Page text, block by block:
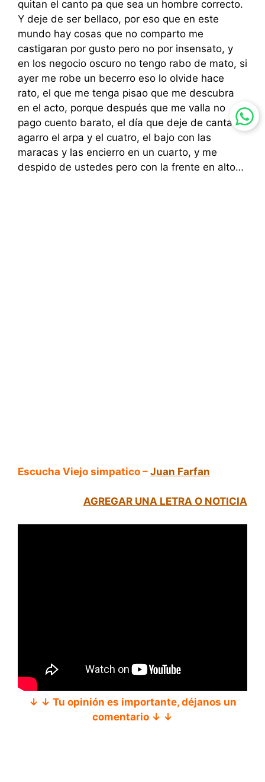
quitan el canto pa que sea un hombre correcto.
Y deje de ser bellaco, por eso que en este
mundo hay cosas que no comparto me
castigaran por gusto pero no por insensato, y
en los negocio oscuro no tengo rabo de mato, si
ayer me robe un becerro eso lo olvide hace
rato, el que me tenga pisao que me descubra
en el acto, porque después que me valla no
pago cuento barato, el día que deje de cantar
agarro el arpa y el cuatro, el bajo con las
maracas y las encierro en un cuarto, y me
despido de ustedes pero con la frente en alto…
Escucha Viejo simpatico – Juan Farfan
AGREGAR UNA LETRA O NOTICIA
↓ ↓ Tu opinión es importante, déjanos un
comentario ↓ ↓